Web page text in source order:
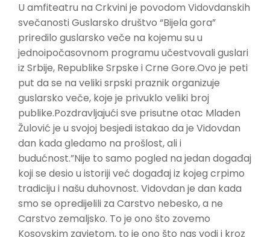
U amfiteatru na Crkvini je povodom Vidovdanskih
svečanosti Guslarsko društvo “Bijela gora”
priredilo guslarsko veče na kojemu su u
jednoipočasovnom programu učestvovali guslari
iz Srbije, Republike Srpske i Crne Gore.Ovo je peti
put da se na veliki srpski praznik organizuje
guslarsko veče, koje je privuklo veliki broj
publike.Pozdravljajući sve prisutne otac Mladen
Žulović je u svojoj besjedi istakao da je Vidovdan
dan kada gledamo na prošlost, ali i
budućnost.”Nije to samo pogled na jedan događaj
koji se desio u istoriji već događaj iz kojeg crpimo
tradiciju i našu duhovnost. Vidovdan je dan kada
smo se opredijelili za Carstvo nebesko, a ne
Carstvo zemaljsko. To je ono što zovemo
Kosovskim zavjetom, to je ono što nas vodi i kroz